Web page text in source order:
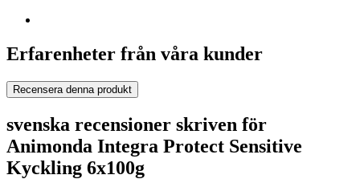
Erfarenheter från våra kunder
Recensera denna produkt
svenska recensioner skriven för
Animonda Integra Protect Sensitive
Kyckling 6x100g